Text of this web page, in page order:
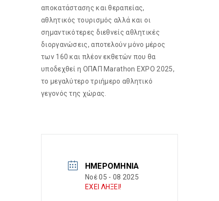
αποκατάστασης και θεραπείας,
αθλητικός τουρισμός αλλά και οι
σημαντικότερες διεθνείς αθλητικές
διοργανώσεις, αποτελούν μόνο μέρος
των 160 και πλέον εκθετών που θα
υποδεχθεί η ΟΠΑΠ Marathon EXPO 2025,
το μεγαλύτερο τριήμερο αθλητικό
γεγονός της χώρας.
ΗΜΕΡΟΜΗΝΊΑ
Νοέ 05 - 08 2025
ΕΧΕΙ ΛΗΞΕΙ!